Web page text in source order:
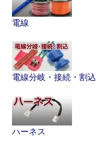
電線
電線分岐・接続・割込
ハーネス